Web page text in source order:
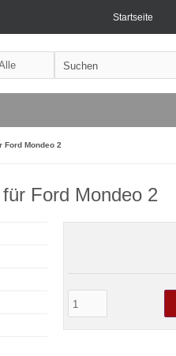
Startseite
Ford Mondeo 2
Ford Mondeo 2